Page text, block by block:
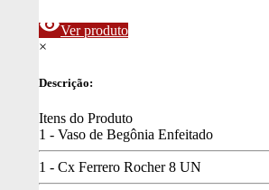
visibilityVer produto
×
Descrição:
Itens do Produto
1 - Vaso de Begônia Enfeitado
1 - Cx Ferrero Rocher 8 UN